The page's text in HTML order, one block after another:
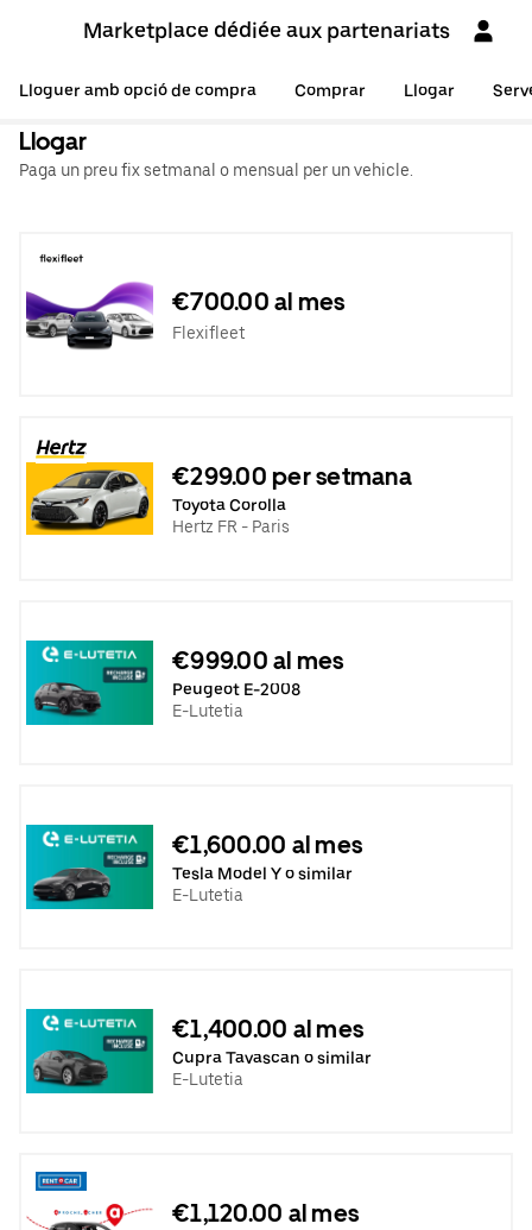
Marketplace dédiée aux partenariats
Lloguer amb opció de compra Comprar Llogar
Llogar
Paga un preu fix setmanal o mensual per un vehicle.
€700.00 al mes
Flexifleet
€299.00 per setmana
Toyota Corolla
Hertz FR - Paris
€999.00 al mes
Peugeot E-2008
E-Lutetia
€1,600.00 al mes
Tesla Model Y o similar
E-Lutetia
€1,400.00 al mes
Cupra Tavascan o similar
E-Lutetia
€1,120.00 al mes